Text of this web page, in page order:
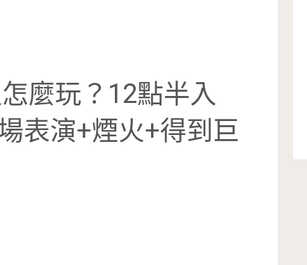
麼玩？12點半入
表演+煙火+得到巨